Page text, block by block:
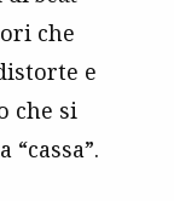
che
e
che si